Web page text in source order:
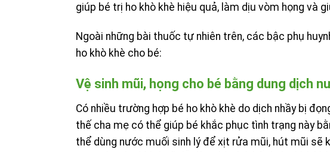
giúp bé trị ho khò khè hiệu quả, làm dịu vòm họng và
Ngoài những bài thuốc tự nhiên trên, các bậc phụ
ho khò khè cho bé:
Vệ sinh mũi, họng cho bé bằng dung dịch
Có nhiều trường hợp bé ho khò khè do dịch nhầy bị
thế cha mẹ có thể giúp bé khắc phục tình trạng này
thể dùng nước muối sinh lý để xịt rửa mũi, hút mũi sẽ